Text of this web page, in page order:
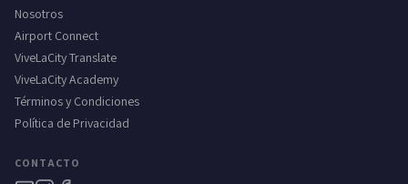
Nosotros
Airport Connect
ViveLaCity Translate
ViveLaCity Academy
Términos y Condiciones
Política de Privacidad
CONTACTO